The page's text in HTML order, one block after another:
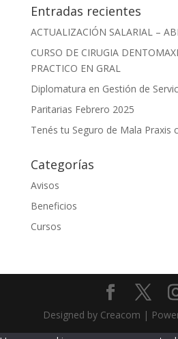
Entradas recientes
ACTUALIZACIÓN SALARIAL –
CURSO DE CIRUGIA
PRACTICO EN GRAL
Diplomatura en Gestión de
Paritarias Febrero 2025
Tenés tu Seguro de Mala Praxis
Categorías
Avisos
Beneficios
Cursos
Designed by Creacom |